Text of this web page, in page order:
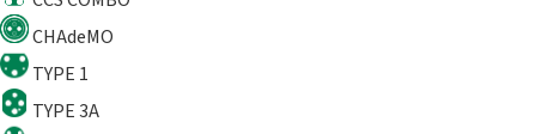
CHAdeMO
TYPE 1
TYPE 3A